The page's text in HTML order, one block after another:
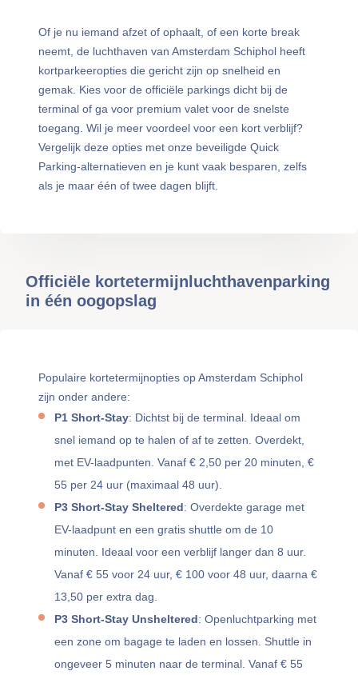
Of je nu iemand afzet of ophaalt, of een korte break
neemt, de luchthaven van Amsterdam Schiphol heeft
kortparkeeropties die gericht zijn op snelheid en
gemak. Kies voor de officiële parkings dicht bij de
terminal of ga voor premium valet voor de snelste
toegang. Wil je meer voordeel voor een kort verblijf?
Vergelijk deze opties met onze beveiligde Quick
Parking-alternatieven en je kunt vaak besparen, zelfs
als je maar één of twee dagen blijft.
Officiële kortetermijnluchthavenparking
in één oogopslag
Populaire kortetermijnopties op Amsterdam Schiphol
zijn onder andere:
P1 Short-Stay: Dichtst bij de terminal. Ideaal om
snel iemand op te halen of af te zetten. Overdekt,
met EV-laadpunten. Vanaf € 2,50 per 20 minuten, €
55 per 24 uur (maximaal 48 uur).
P3 Short-Stay Sheltered: Overdekte garage met
EV-laadpunt en een gratis shuttle om de 10
minuten. Ideaal voor een verblijf langer dan 8 uur.
Vanaf € 55 voor 24 uur, € 100 voor 48 uur, daarna €
13,50 per extra dag.
P3 Short-Stay Unsheltered: Openluchtparking met
een zone om bagage te laden en lossen. Shuttle in
ongeveer 5 minuten naar de terminal. Vanaf € 55